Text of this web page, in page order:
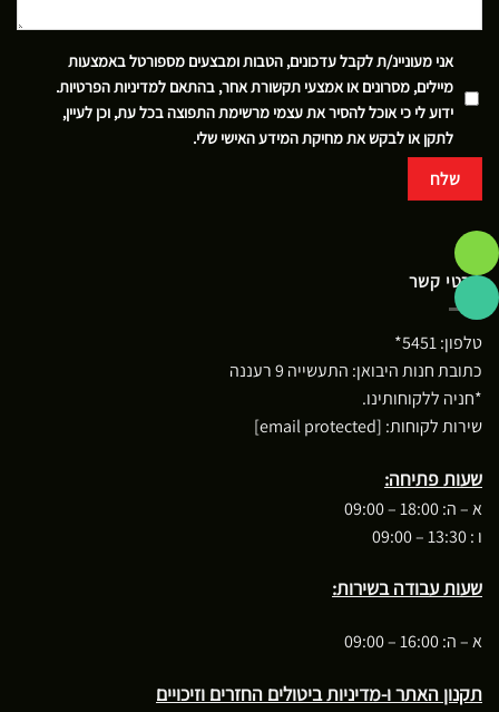
אני מעוניינ/ת לקבל עדכונים, הטבות ומבצעים מספורטל באמצעות
מיילים, מסרונים או אמצעי תקשורת אחר, בהתאם למדיניות הפרטיות.
ידוע לי כי אוכל להסיר את עצמי מרשימת התפוצה בכל עת, וכן לעיין,
לתקן או לבקש את מחיקת המידע האישי שלי.
פרטי קשר
טלפון:5451*
כתובת חנות היבואן: התעשייה 9 רעננה
*חניה ללקוחותינו.
שירות לקוחות: [email protected]
שעות פתיחה:
א – ה: 18:00 – 09:00
ו : 13:30 – 09:00
שעות עבודה בשירות:
א – ה: 16:00 – 09:00
תקנון האתר ו-מדיניות ביטולים החזרים וזיכויים